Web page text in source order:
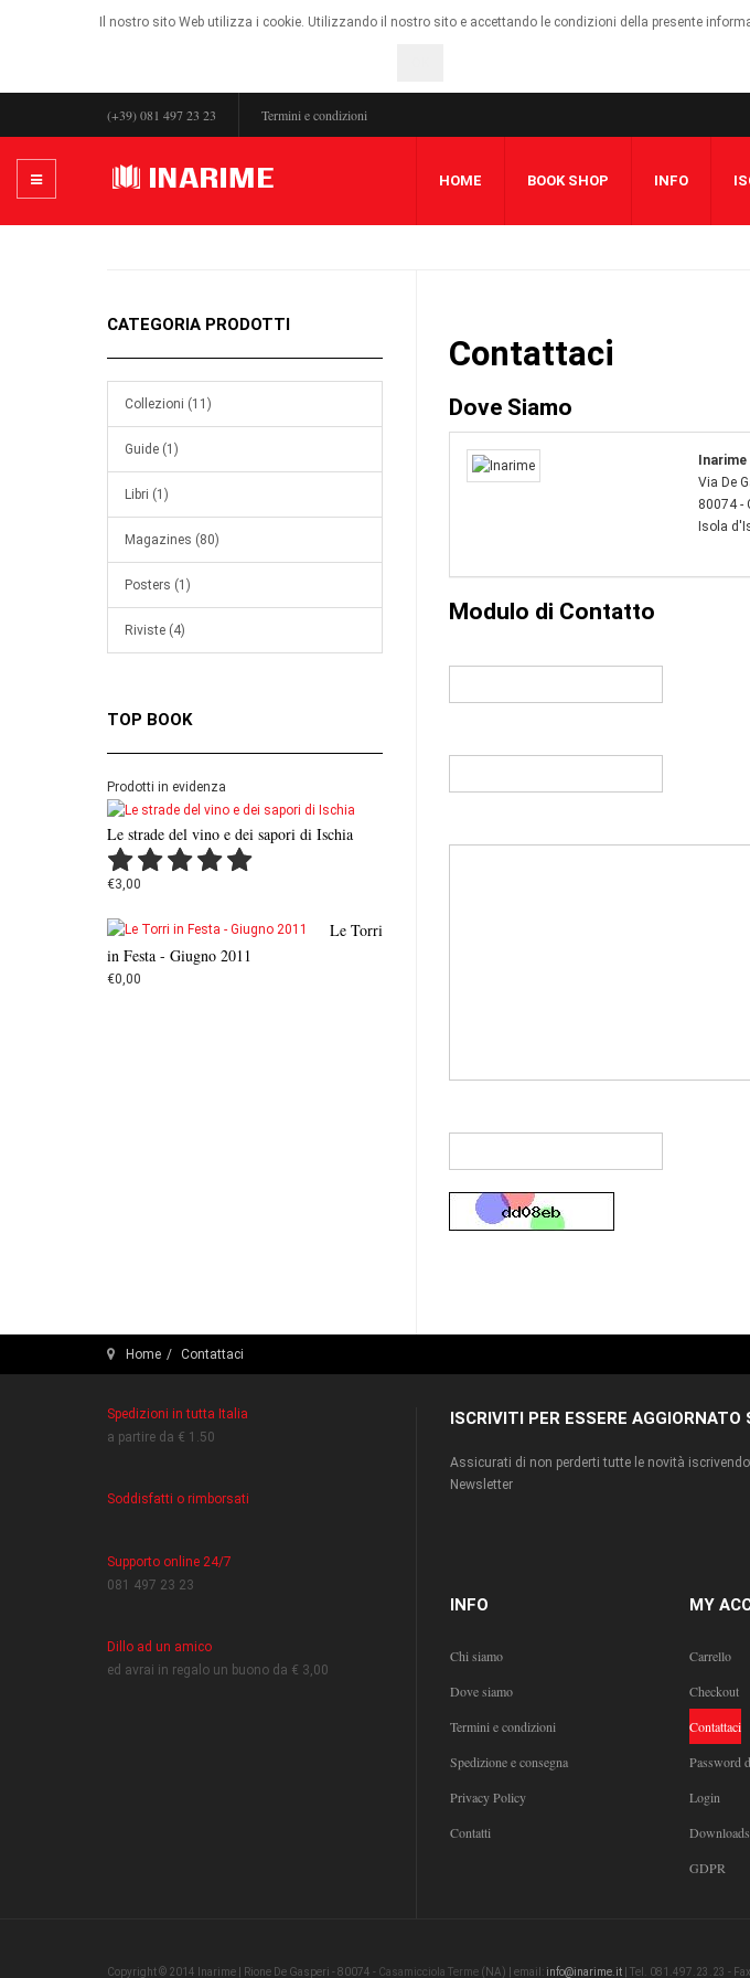
Il nostro sito Web utilizza i cookie. Utilizzando il nostro sito e accettando le condizioni della presente
(+39) 081 497 23 23 Termini e condizioni
HOME BOOK SHOP INFO
Contattaci
Dove Siamo
Inarime
Via De
80074 -
Isola
Modulo di Contatto
CATEGORIA PRODOTTI
Collezioni (11)
Guide (1)
Libri (1)
Magazines (80)
Posters (1)
Riviste (4)
TOP BOOK
Prodotti in evidenza
Le strade del vino e dei sapori di Ischia
€3,00
Le Torri
in Festa - Giugno 2011
€0,00
Home Contattaci
Spedizioni in tutta Italia
a partire da € 1.50
Soddisfatti o rimborsati
Supporto online 24/7
081 497 23 23
Dillo ad un amico
ed avrai in regalo un buono da € 3,00
ISCRIVITI PER ESSERE AGGIORNATO
Assicurati di non perderti tutte le novità
Newsletter
INFO
Chi siamo
Dove siamo
Termini e condizioni
Spedizione e consegna
Privacy Policy
Contatti
MY
Carrello
Checkout
Contattaci
Password
Login
Downloads
GDPR
Copyright © 2014 Inarime | Rione De Gasperi - 80074 - Casamicciola Terme (NA) | email: info@inarime.it | Tel. 081.497.23.23 -